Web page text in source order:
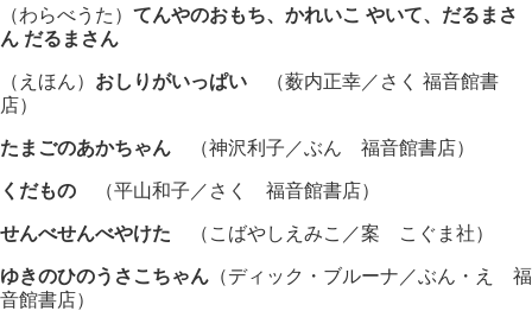
（わらべうた） てんやのおもち、かれいこ やいて、だるまさ
ん だるまさん
（えほん） おしりがいっぱい （薮内正幸／さく 福音館書
店）
たまごのあかちゃん （神沢利子／ぶん 福音館書店）
くだもの （平山和子／さく 福音館書店）
せんべせんべやけた （こばやしえみこ／案 こぐま社）
ゆきのひのうさこちゃん （ディック・ブルーナ／ぶん・え 福
音館書店）